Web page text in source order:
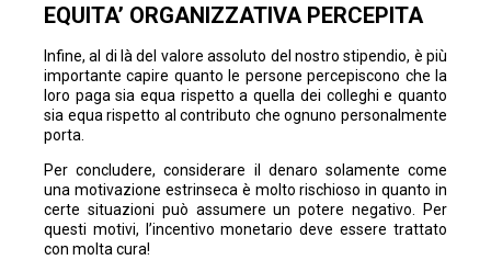
EQUITA’ ORGANIZZATIVA PERCEPITA
Infine, al di là del valore assoluto del nostro stipendio, è più
importante capire quanto le persone percepiscono che la
loro paga sia equa rispetto a quella dei colleghi e quanto
sia equa rispetto al contributo che ognuno personalmente
porta.
Per concludere, considerare il denaro solamente come
una motivazione estrinseca è molto rischioso in quanto in
certe situazioni può assumere un potere negativo. Per
questi motivi, l’incentivo monetario deve essere trattato
con molta cura!